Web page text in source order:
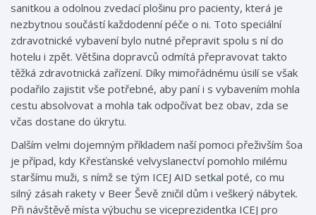
sanitkou a odolnou zvedací plošinu pro pacienty, která je
nezbytnou součástí každodenní péče o ni. Toto speciální
zdravotnické vybavení bylo nutné přepravit spolu s ní do
hotelu i zpět. Většina dopravců odmítá přepravovat takto
těžká zdravotnická zařízení. Díky mimořádnému úsilí se však
podařilo zajistit vše potřebné, aby paní i s vybavením mohla
cestu absolvovat a mohla tak odpočívat bez obav, zda se
včas dostane do úkrytu.
Dalším velmi dojemným příkladem naší pomoci přeživším šoa
je případ, kdy Křesťanské velvyslanectví pomohlo milému
staršímu muži, s nímž se tým ICEJ AID setkal poté, co mu
silný zásah rakety v Beer Ševě zničil dům i veškerý nábytek.
Při návštěvě místa výbuchu se viceprezidentka ICEJ pro